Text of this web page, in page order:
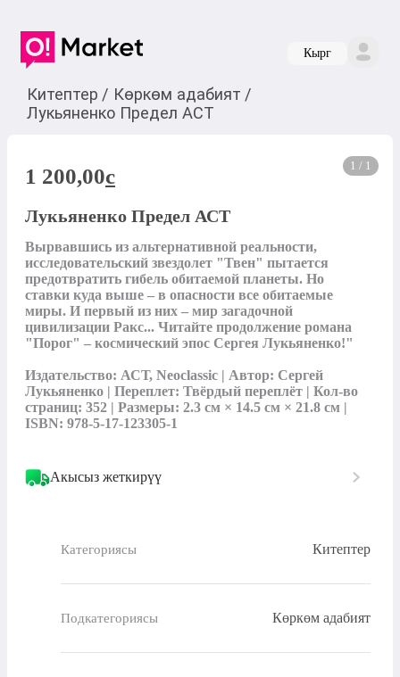
Кырг
Китептер / Көркөм адабият /
Лукьяненко Предел АСТ
1 / 1
1 200,00c
Лукьяненко Предел АСТ
Вырвавшись из альтернативной реальности,
исследовательский звездолет "Твен" пытается
предотвратить гибель обитаемой планеты. Но
ставки куда выше – в опасности все обитаемые
миры. И первый из них – мир загадочной
цивилизации Ракс... Читайте продолжение романа
"Порог" – космический эпос Сергея Лукьяненко!"
Издательство: АСТ, Neoclassic | Автор: Сергей
Лукьяненко | Переплет: Твёрдый переплёт | Кол-во
страниц: 352 | Размеры: 2.3 см × 14.5 см × 21.8 см |
ISBN: 978-5-17-123305-1
Акысыз жеткирүү
Категориясы Китептер
Подкатегориясы Көркөм адабият